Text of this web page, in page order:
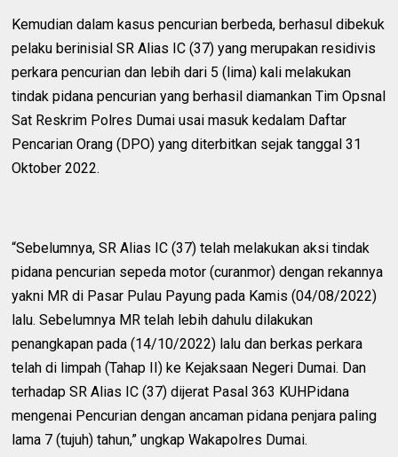
Kemudian dalam kasus pencurian berbeda, berhasul dibekuk
pelaku berinisial SR Alias IC (37) yang merupakan residivis
perkara pencurian dan lebih dari 5 (lima) kali melakukan
tindak pidana pencurian yang berhasil diamankan Tim Opsnal
Sat Reskrim Polres Dumai usai masuk kedalam Daftar
Pencarian Orang (DPO) yang diterbitkan sejak tanggal 31
Oktober 2022.
“Sebelumnya, SR Alias IC (37) telah melakukan aksi tindak
pidana pencurian sepeda motor (curanmor) dengan rekannya
yakni MR di Pasar Pulau Payung pada Kamis (04/08/2022)
lalu. Sebelumnya MR telah lebih dahulu dilakukan
penangkapan pada (14/10/2022) lalu dan berkas perkara
telah di limpah (Tahap II) ke Kejaksaan Negeri Dumai. Dan
terhadap SR Alias IC (37) dijerat Pasal 363 KUHPidana
mengenai Pencurian dengan ancaman pidana penjara paling
lama 7 (tujuh) tahun,” ungkap Wakapolres Dumai.